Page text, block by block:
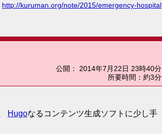
http://kuruman.org/note/2015/emergency-hospital
公開 ：
2014年7月22日 23時40分
所要時間：約3分
Hugoなるコンテンツ生成ソフトに少し手